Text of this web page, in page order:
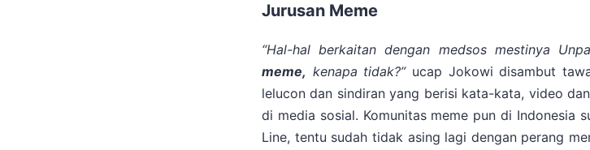
Jurusan Meme
“Hal-hal berkaitan dengan medsos mestinya
meme, kenapa tidak?” ucap Jokowi disambut
lelucon dan sindiran yang berisi kata-kata, video
di media sosial. Komunitas meme pun di Indonesia
Line, tentu sudah tidak asing lagi dengan perang